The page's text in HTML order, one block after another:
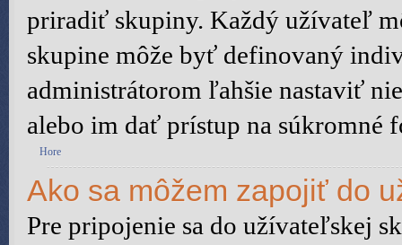
priradiť skupiny. Každý užívateľ
skupine môže byť definovaný
administrátorom ľahšie nastaviť
alebo im dať prístup na súkromné
Hore
Ako sa môžem zapojiť do
Pre pripojenie sa do užívateľskej